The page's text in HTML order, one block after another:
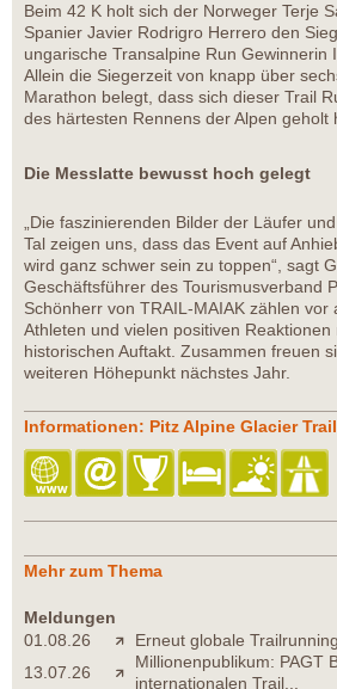
Beim 42 K holt sich der Norweger Terje
Spanier Javier Rodrigro Herrero den
ungarische Transalpine Run Gewinnerin
Allein die Siegerzeit von knapp über
Marathon belegt, dass sich dieser Trail
des härtesten Rennens der Alpen geholt
Die Messlatte bewusst hoch gelegt
„Die faszinierenden Bilder der Läufer
Tal zeigen uns, dass das Event auf
wird ganz schwer sein zu toppen“, sagt
Geschäftsführer des Tourismusverband
Schönherr von TRAIL-MAIAK zählen vor
Athleten und vielen positiven Reaktionen
historischen Auftakt. Zusammen freuen
weiteren Höhepunkt nächstes Jahr.
Informationen: Pitz Alpine Glacier Trail
Mehr zum Thema
Meldungen
01.08.26
Erneut globale
13.07.26
Millionenpublikum: PAGT
internationalen Trail...